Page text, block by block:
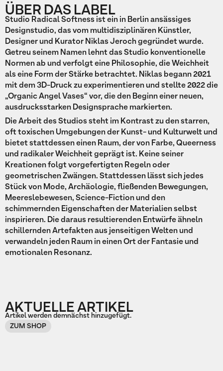
ÜBER DAS LABEL
Studio Radical Softness ist ein in Berlin ansässiges
Designstudio, das vom multidisziplinären Künstler,
Designer und Kurator Niklas Jeroch gegründet wurde.
Getreu seinem Namen lehnt das Studio konventionelle
Normen ab und verfolgt eine Philosophie, die Weichheit
als eine Form der Stärke betrachtet. Niklas begann 2021
mit dem 3D-Druck zu experimentieren und stellte 2022 die
„Organic Angel Vases“ vor, die den Beginn einer neuen,
ausdrucksstarken Designsprache markierten.
Die Arbeit des Studios steht im Kontrast zu den starren,
oft toxischen Umgebungen der Kunst- und Kulturwelt und
bietet stattdessen einen Raum, der von Farbe, Queerness
und radikaler Weichheit geprägt ist. Keine seiner
Kreationen folgt vorgefertigten Regeln oder
geometrischen Zwängen. Stattdessen lässt sich jedes
Stück von Mode, Archäologie, fließenden Bewegungen,
Meereslebewesen, Science-Fiction und den
schimmernden Eigenschaften der Materialien selbst
inspirieren. Die daraus resultierenden Entwürfe ähneln
schillernden Artefakten aus jenseitigen Welten und
verwandeln jeden Raum in einen Ort der Fantasie und
emotionalen Resonanz.
AKTUELLE ARTIKEL
Artikel werden demnächst hinzugefügt.
ZUM SHOP